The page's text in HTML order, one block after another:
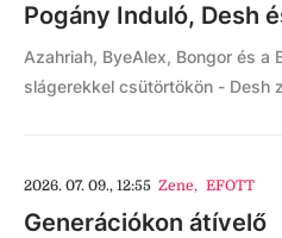
Pogány Induló, Desh
Azahriah, ByeAlex, Bongor és a
slágerekkel csütörtökön - Desh
2026. 07. 09., 12:55 Zene, EFOTT
Generációkon átívelő